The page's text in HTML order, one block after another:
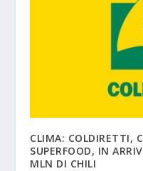
CLIMA: COLDIRETTI,
SUPERFOOD, IN
MLN DI CHILI